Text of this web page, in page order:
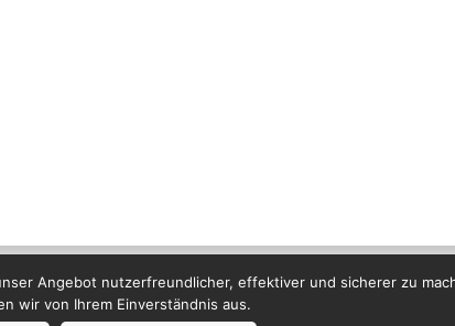
Angebot nutzerfreundlicher, effektiver und sicherer zu
wir von Ihrem Einverständnis aus.